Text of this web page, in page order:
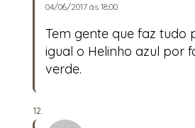
04/06/2017 às 18:00
Tem gente que faz tudo
igual o Helinho azul por
verde.